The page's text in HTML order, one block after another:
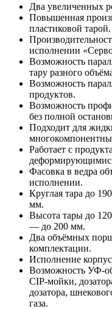
Два увеличенных
Повышенная
пластиковой тарой.
исполнении
Возможность
тару разного
Возможность
продуктов.
Возможность
без полной
Подходит для
Работает с
Фасовка в ведра
исполнении.
Круглая тара до
мм.
Высота тары до
— до 200 мм.
Два объёмных
комплектации.
Исполнение
Возможность УФ-
CIP-мойки,
дозатора,
газа.